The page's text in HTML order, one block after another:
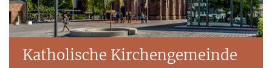
Katholische Kirchengemeinde